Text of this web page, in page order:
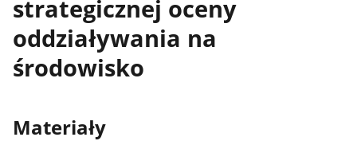
strategicznej oceny
oddziaływania na
środowisko
Materiały